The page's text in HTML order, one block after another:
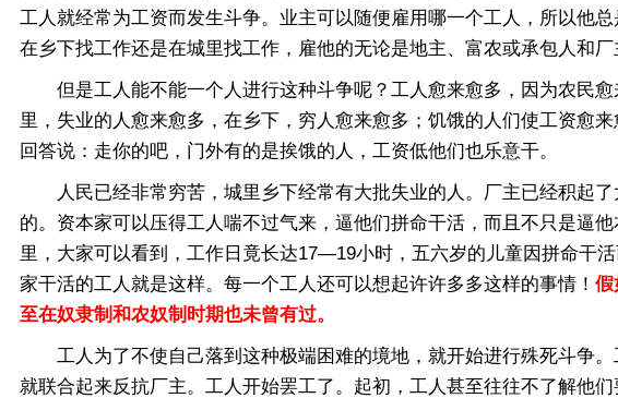
工人就经常为工资而发生斗争。业主可以随便雇用哪一个工人，所以他
在乡下找工作还是在城里找工作，雇他的无论是地主、富农或承包人和
但是工人能不能一个人进行这种斗争呢？工人愈来愈多，因为农民愈
里，失业的人愈来愈多，在乡下，穷人愈来愈多；饥饿的人们使工资愈
回答说：走你的吧，门外有的是挨饿的人，工资低他们也乐意干。
人民已经非常穷苦，城里乡下经常有大批失业的人。厂主已经积起了
的。资本家可以压得工人喘不过气来，逼他们拼命干活，而且不只是逼
里，大家可以看到，工作日竟长达17—19小时，五六岁的儿童因拼命干
家干活的工人就是这样。每一个工人还可以想起许许多多这样的事情！ 假
至在奴隶制和农奴制时期也未曾有过。
工人为了不使自己落到这种极端困难的境地，就开始进行殊死斗争。
就联合起来反抗厂主。工人开始罢工了。起初，工人甚至往往不了解他